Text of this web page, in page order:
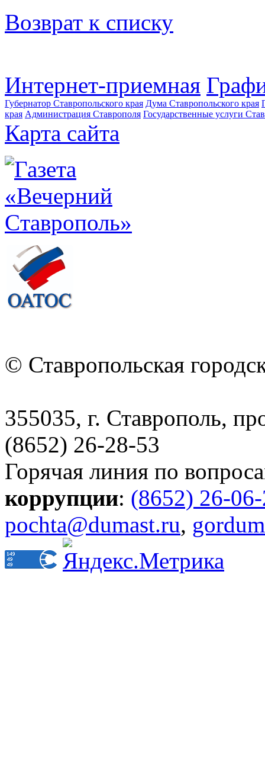
Возврат к списку
Интернет-приемная
Губернатор Ставропольского края Дума Ставропольского края
края Администрация Ставрополя Государственные услуги
Карта сайта
© Ставропольская
355035, г. Ставрополь,
(8652) 26-28-53
Горячая линия по
коррупции: (8652) 26-
pochta@dumast.ru,